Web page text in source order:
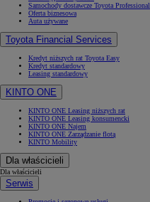
Samochody dostawcze Toyota Professional
Oferta biznesowa
Auta używane
Toyota Financial Services
Kredyt niższych rat Toyota Easy
Kredyt standardowy
Leasing standardowy
KINTO ONE
KINTO ONE Leasing niższych rat
KINTO ONE Leasing konsumencki
KINTO ONE Najem
KINTO ONE Zarządzanie flotą
KINTO Mobility
Dla właścicieli
Dla właścicieli
Serwis